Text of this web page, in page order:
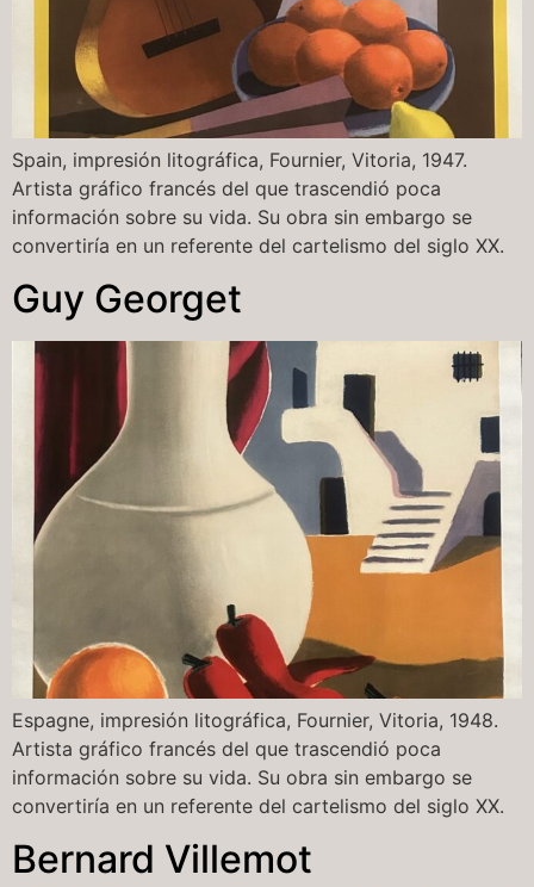
Spain, impresión litográfica, Fournier, Vitoria, 1947.
Artista gráfico francés del que trascendió poca
información sobre su vida. Su obra sin embargo se
convertiría en un referente del cartelismo del siglo XX.
Guy Georget
Espagne, impresión litográfica, Fournier, Vitoria, 1948.
Artista gráfico francés del que trascendió poca
información sobre su vida. Su obra sin embargo se
convertiría en un referente del cartelismo del siglo XX.
Bernard Villemot